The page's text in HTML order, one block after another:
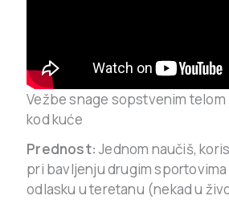
Vežbe snage sopstvenim telom
kod kuće
Prednost:Jednom naučiš,
pri bavljenju drugim
odlasku u teretanu (nekad u